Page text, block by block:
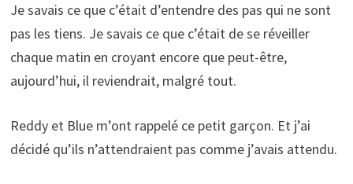
Je savais ce que c’était d’entendre des pas qui ne sont
pas les tiens. Je savais ce que c’était de se réveiller
chaque matin en croyant encore que peut-être,
aujourd’hui, il reviendrait, malgré tout.
Reddy et Blue m’ont rappelé ce petit garçon. Et j’ai
décidé qu’ils n’attendraient pas comme j’avais attendu.